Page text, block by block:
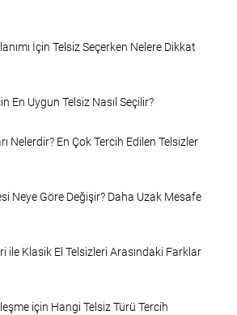
İçin Telsiz Seçerken Nelere Dikkat
En Uygun Telsiz Nasıl Seçilir?
Nelerdir? En Çok Tercih Edilen Telsizler
Neye Göre Değişir? Daha Uzak Mesafe
ile Klasik El Telsizleri Arasındaki Farklar
için Hangi Telsiz Türü Tercih